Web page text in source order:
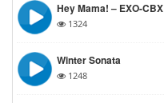
Hey Mama! – EXO-CBX
1324
Winter Sonata
1248